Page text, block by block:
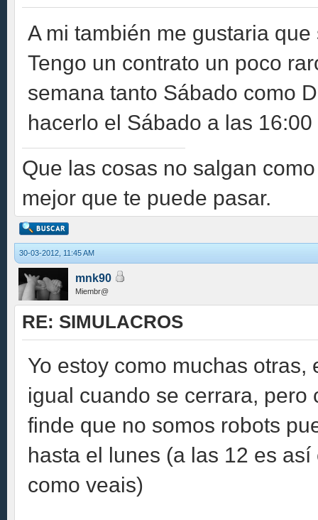
A mi también me gustaria
Tengo un contrato un poco
semana tanto Sábado como
hacerlo el Sábado a las
Que las cosas no salgan
mejor que te puede pasar.
30-03-2012, 11:45 AM
mnk90
Miembr@
RE: SIMULACROS
Yo estoy como muchas
igual cuando se cerrara,
finde que no somos robots
hasta el lunes (a las 12 es
como veais)